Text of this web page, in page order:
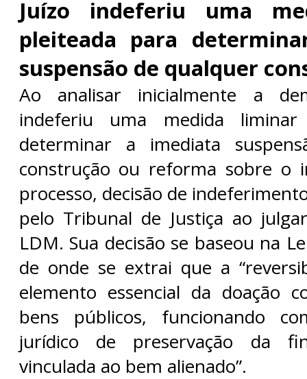
Juízo indeferiu uma
pleiteada para
suspensão de qualquer
Ao analisar inicialmente a
indeferiu uma medida
determinar a imediata
construção ou reforma sobre o
processo, decisão de
pelo Tribunal de Justiça ao
LDM. Sua decisão se baseou na
de onde se extrai que a
elemento essencial da doação
bens públicos, funcionando
jurídico de preservação da
vinculada ao bem alienado”.